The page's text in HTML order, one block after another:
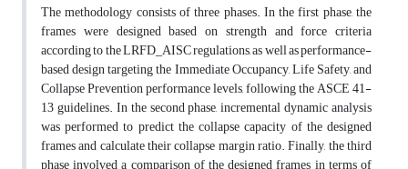
The methodology consists of three phases. In the first phase, the
frames were designed based on strength and force criteria
according to the LRFD_AISC regulations, as well as performance-
based design targeting the Immediate Occupancy, Life Safety, and
Collapse Prevention performance levels, following the ASCE 41-
13 guidelines. In the second phase, incremental dynamic analysis
was performed to predict the collapse capacity of the designed
frames and calculate their collapse margin ratio. Finally, the third